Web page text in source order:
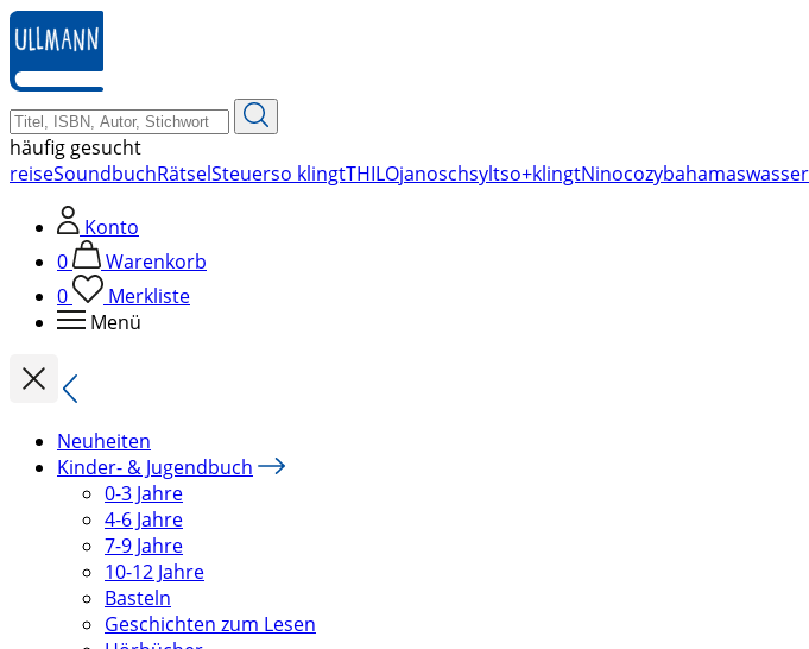
zum
Hauptinhalt
springen
häufig gesucht
reiseSoundbuchRätselSteuerso klingtTHILOjanoschsyltso+klingtNinocozybahamas
Konto
0
Warenkorb
0
Merkliste
Menü
Neuheiten
Kinder- & Jugendbuch
0-3 Jahre
4-6 Jahre
7-9 Jahre
10-12 Jahre
Basteln
Geschichten zum Lesen